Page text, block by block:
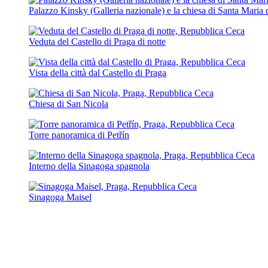
Palazzo Kinsky (Galleria nazionale) e la chiesa di Santa Maria
Veduta del Castello di Praga di notte
Vista della città dal Castello di Praga
Chiesa di San Nicola
Torre panoramica di Petřín
Interno della Sinagoga spagnola
Sinagoga Maisel